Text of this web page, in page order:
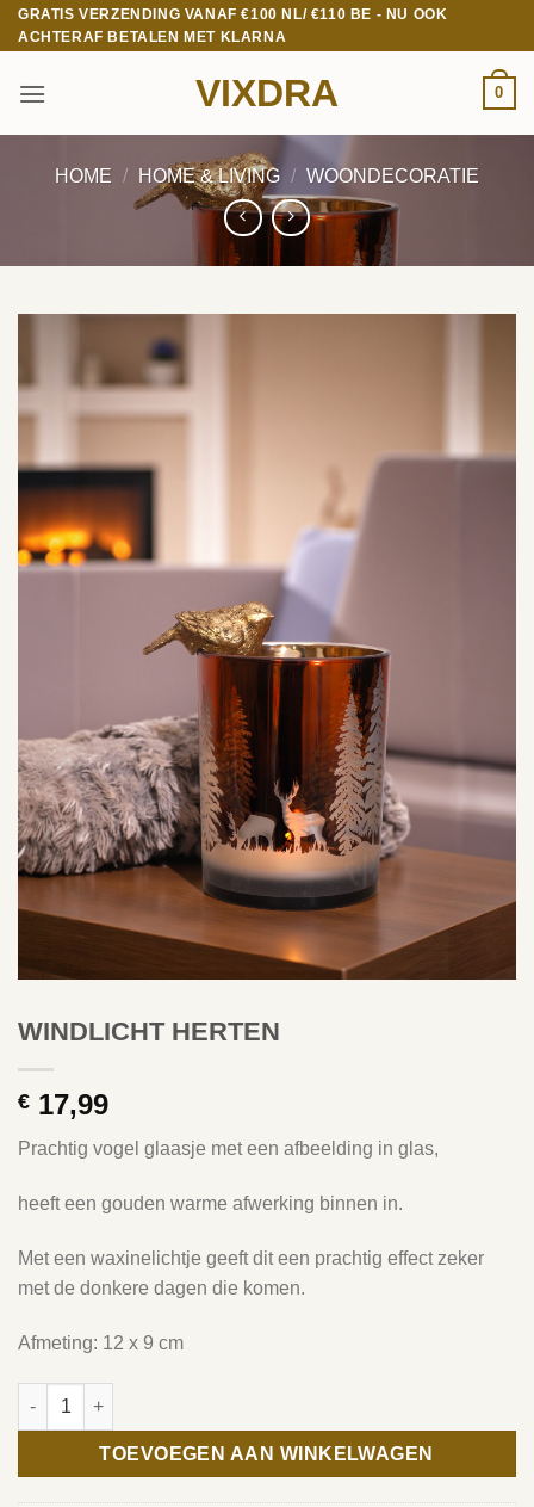
Ga
naar
GRATIS VERZENDING VANAF €100 NL/ €110 BE - NU OOK
ACHTERAF BETALEN MET KLARNA
VIXDRA 0
HOME / HOME & LIVING / WOONDECORATIE
WINDLICHT HERTEN
€ 17,99
Prachtig vogel glaasje met een afbeelding in glas,
heeft een gouden warme afwerking binnen in.
Met een waxinelichtje geeft dit een prachtig effect zeker
met de donkere dagen die komen.
Afmeting: 12 x 9 cm
WINDLICHT HERTEN aantal
TOEVOEGEN AAN WINKELWAGEN